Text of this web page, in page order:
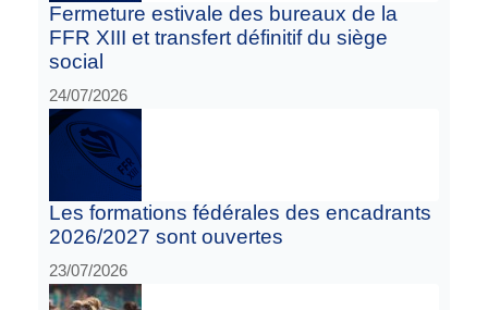
Fermeture estivale des bureaux de la
FFR XIII et transfert définitif du siège
social
24/07/2026
Les formations fédérales des encadrants
2026/2027 sont ouvertes
23/07/2026